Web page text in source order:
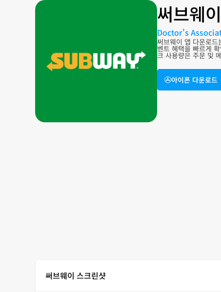
써브웨
Doctor's
써브웨이 앱 다운로
벤트 혜택을 빠르게
크 사용량은 주문 및
아이폰 다운로드
써브웨이 스크린샷